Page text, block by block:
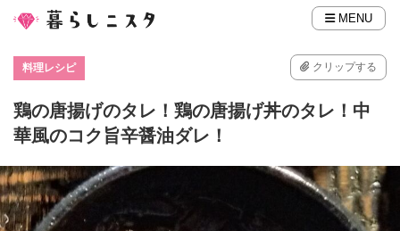
MENU
料理レシピ クリップする
鶏の唐揚げのタレ！鶏の唐揚げ丼のタレ！中
華風のコク旨辛醤油ダレ！